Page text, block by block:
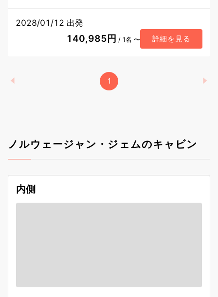
2028/01/12 出発
140,985円 / 1名 〜 詳細を見る
1
ノルウェージャン・ジェムのキャビン
内側